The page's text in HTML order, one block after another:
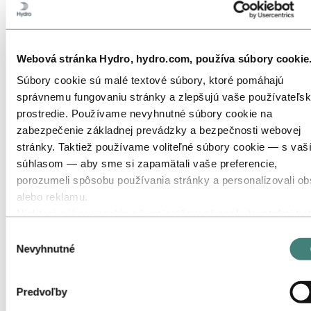
Webová stránka Hydro, hydro.com, používa súbory cookie.
Súbory cookie sú malé textové súbory, ktoré pomáhajú
správnemu fungovaniu stránky a zlepšujú vaše
prostredie. Používame nevyhnutné súbory cookie na
zabezpečenie základnej prevádzky a bezpečnosti webovej
stránky. Taktiež používame voliteľné súbory cookie — s
súhlasom — aby sme si zapamätali vaše preferencie,
porozumeli spôsobu používania stránky a personalizovali
alebo reklamu.
analytiky alebo reklamy. Tieto tretie strany môžu kombinovať
informácie zhromaždené počas vášho používania našej
s ďalšími údajmi, ktoré ste im poskytli, alebo ktoré získali
prostredníctvom vašej interakcie s ich službami. Tretia
súhlasu
Nevyhnutné
Predvoľby
Inovácie, Výskum a vývoj
Prejsť na:Kariéra
Pracovné príležitosti
Život v spoločnosti Hydro
Kariérne oblasti
Zoznámte sa s našimi ľuďmi
Náborový proces
Kontakt a najčastejšie otázky
Kontakty pre médiá
Správy
Prejsť na: